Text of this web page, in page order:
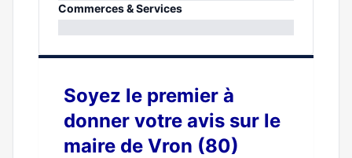
0%
Commerces & Services
Soyez le premier à
donner votre avis sur le
maire de Vron (80)